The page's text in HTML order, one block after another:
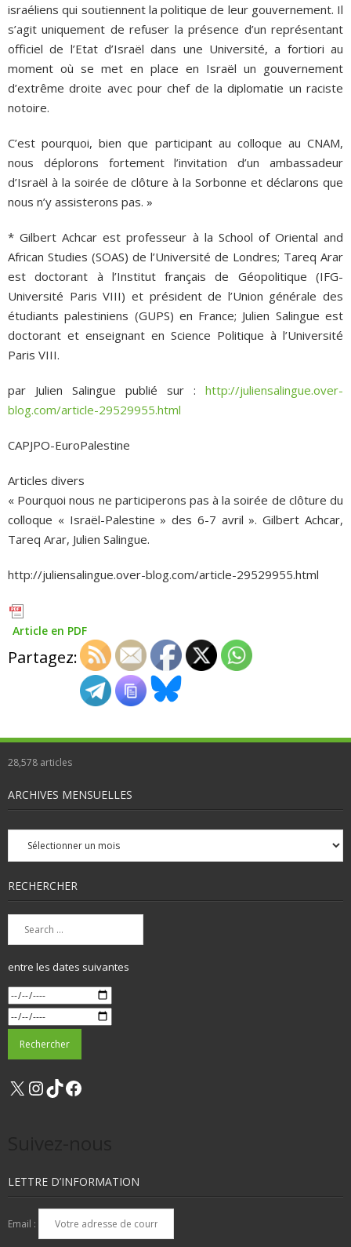
israéliens qui soutiennent la politique de leur gouvernement. Il
s’agit uniquement de refuser la présence d’un représentant
officiel de l’Etat d’Israël dans une Université, a fortiori au
moment où se met en place en Israël un gouvernement
d’extrême droite avec pour chef de la diplomatie un raciste
notoire.
C’est pourquoi, bien que participant au colloque au CNAM,
nous déplorons fortement l’invitation d’un ambassadeur
d’Israël à la soirée de clôture à la Sorbonne et déclarons que
nous n’y assisterons pas. »
* Gilbert Achcar est professeur à la School of Oriental and
African Studies (SOAS) de l’Université de Londres; Tareq Arar
est doctorant à l’Institut français de Géopolitique (IFG-
Université Paris VIII) et président de l’Union générale des
étudiants palestiniens (GUPS) en France; Julien Salingue est
doctorant et enseignant en Science Politique à l’Université
Paris VIII.
par Julien Salingue publié sur : http://juliensalingue.over-
blog.com/article-29529955.html
CAPJPO-EuroPalestine
Articles divers
« Pourquoi nous ne participerons pas à la soirée de clôture du
colloque « Israël-Palestine » des 6-7 avril ». Gilbert Achcar,
Tareq Arar, Julien Salingue.
http://juliensalingue.over-blog.com/article-29529955.html
Article en PDF
Partagez:
28,578 articles
ARCHIVES MENSUELLES
Archives
mensuelles
RECHERCHER
entre les dates suivantes
X Instagram
TikTok
LETTRE D’INFORMATION
Email :